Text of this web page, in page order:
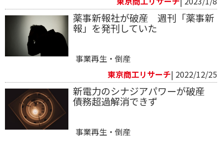
薬事新報社が破産 週刊「薬事新
報」を発刊していた
事業再生・倒産
東京商工リサーチ| 2022/12/25
新電力のシナジアパワーが破産
債務超過解消できず
事業再生・倒産